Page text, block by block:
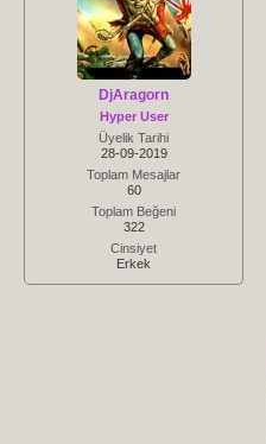
DjAragorn
Hyper User
Üyelik Tarihi
28-09-2019
Toplam Mesajlar
60
Toplam Beğeni
322
Cinsiyet
Erkek